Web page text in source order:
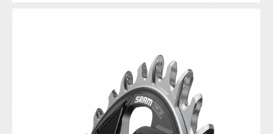
Novinka: Sram XX DH Transmission - Eagle pro sjezdaře
Novinka: Sram XX DH Transmission - Eagle pro sjezdaře